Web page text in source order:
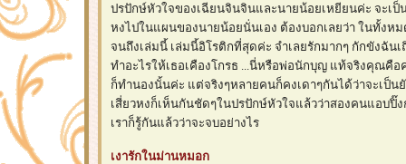
ปรปักษ์หัวใจของเฉียนจินจินและนายน้อยเหยียนค่ะ จะเป็
หงไปในแผนของนายน้อยนั่นเอง ต้องบอกเลยว่า ในทั้งห
จนถึงเล่มนี้ เล่มนี้อิโรติกที่สุดค่ะ จำเลยรักมากๆ กักขังฉัน
ทำอะไรให้เธอเคืองโกรธ ...นี่หรือพ่อนักบุญ แท้จริงคุณคือ
ก็ทำนองนั้นค่ะ แต่จริงๆหลายคนก็คงเดาๆกันได้ว่าจะเป็นยั
เสี่ยวหงก็เห็นกันชัดๆในปรปักษ์หัวใจแล้วว่าสองคนแอบ
เราก็รู้กันแล้วว่าจะจบอย่างไร
เงารักในม่านหมอก